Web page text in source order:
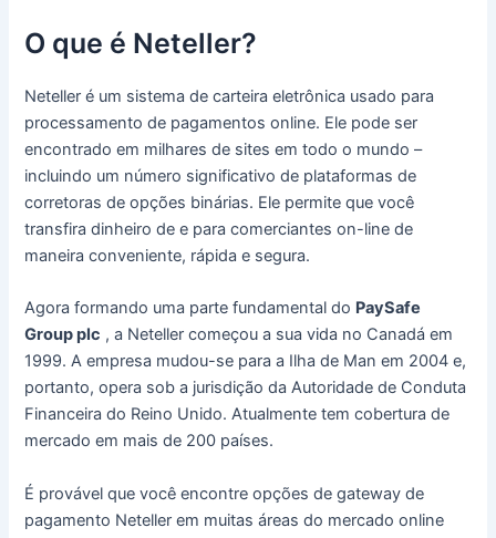
O que é Neteller?
Neteller é um sistema de carteira eletrônica usado para
processamento de pagamentos online. Ele pode ser
encontrado em milhares de sites em todo o mundo –
incluindo um número significativo de plataformas de
corretoras de opções binárias. Ele permite que você
transfira dinheiro de e para comerciantes on-line de
maneira conveniente, rápida e segura.
Agora formando uma parte fundamental do PaySafe
Group plc , a Neteller começou a sua vida no Canadá em
1999. A empresa mudou-se para a Ilha de Man em 2004 e,
portanto, opera sob a jurisdição da Autoridade de Conduta
Financeira do Reino Unido.Atualmente tem cobertura de
mercado em mais de 200 países.
É provável que você encontre opções de gateway de
pagamento Neteller em muitas áreas do mercado online